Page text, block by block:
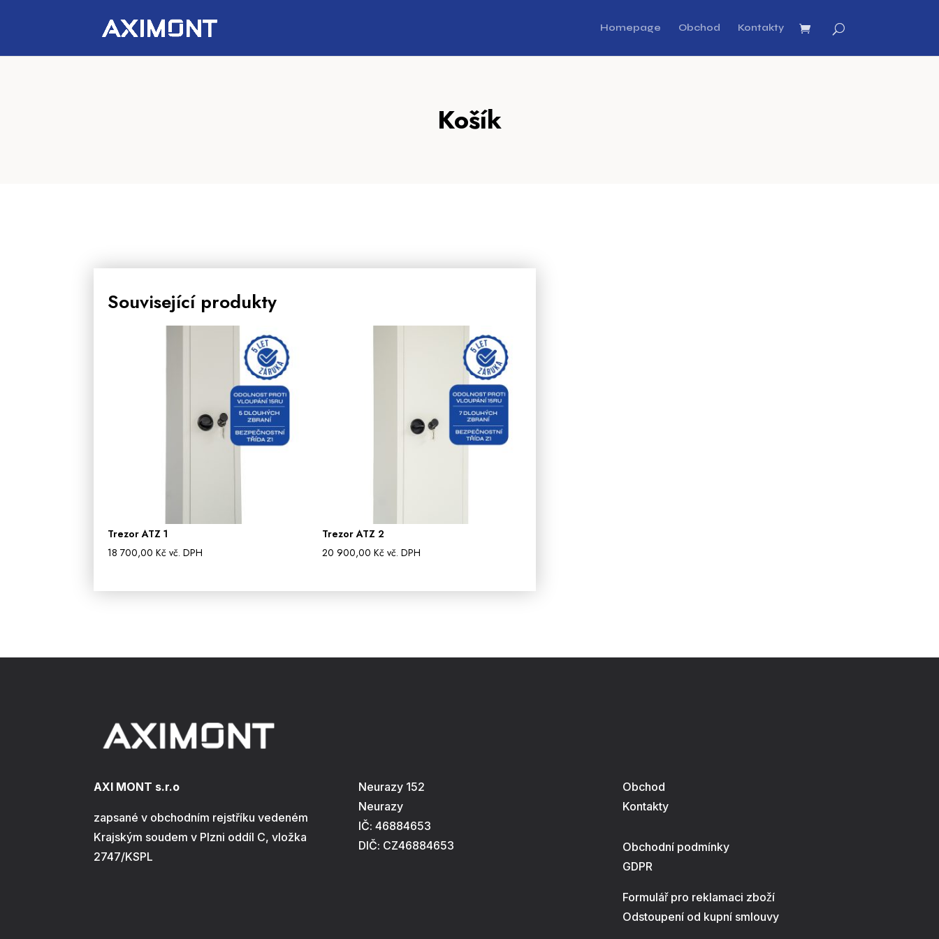
Homepage Obchod Kontakty
Košík
Související produkty
Trezor ATZ 1
18 700,00Kč vč. DPH
Trezor ATZ 2
20 900,00Kč vč. DPH
AXI MONT s.r.o
zapsané v obchodním rejstříku vedeném
Krajským soudem v Plzni oddíl C, vložka
2747/KSPL
Neurazy 152
Neurazy
IČ: 46884653
DIČ: CZ46884653
Obchod
Kontakty
Obchodní podmínky
GDPR
Formulář pro reklamaci zboží
Odstoupení od kupní smlouvy